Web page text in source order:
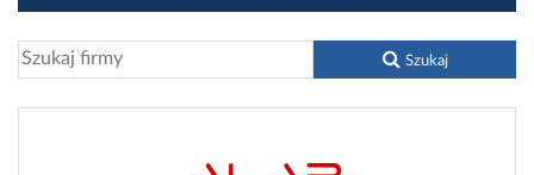
Szukaj